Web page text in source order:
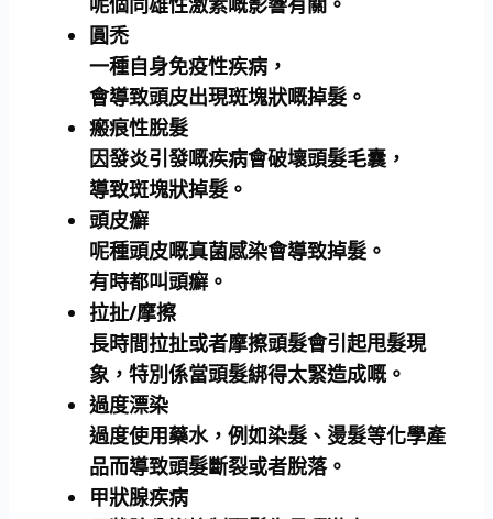
圓禿
一種自身免疫性疾病，
會導致頭皮出現斑塊狀嘅掉髮。
瘢痕性脫髮
因發炎引發嘅疾病會破壞頭髮毛囊，
導致斑塊狀掉髮。
頭皮癬
呢種頭皮嘅真菌感染會導致掉髮。
有時都叫頭癬。
拉扯/摩擦
長時間拉扯或者摩擦頭髮會引起甩髮現
象，特別係當頭髮綁得太緊造成嘅。
過度漂染
過度使用藥水，例如染髮、燙髮等化學產
品而導致頭髮斷裂或者脫落。
甲狀腺疾病